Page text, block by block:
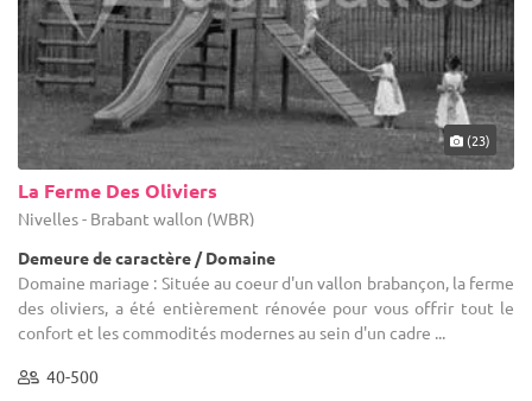
(23)
La Ferme Des Oliviers
Nivelles - Brabant wallon (WBR)
Demeure de caractère / Domaine
Domaine mariage : Située au coeur d'un vallon brabançon, la ferme
des oliviers, a été entièrement rénovée pour vous offrir tout le
confort et les commodités modernes au sein d'un cadre ...
40-500